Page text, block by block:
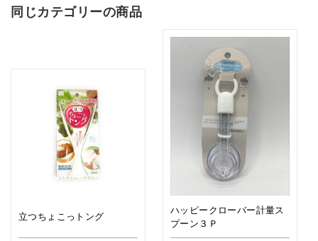
同じカテゴリーの商品
立つちょこっトング
ハッピークローバー計量ス
プーン３Ｐ